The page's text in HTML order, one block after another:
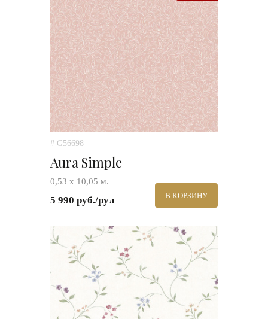
# G56698
Aura Simple
0,53 х 10,05 м.
5 990 руб./рул В КОРЗИНУ